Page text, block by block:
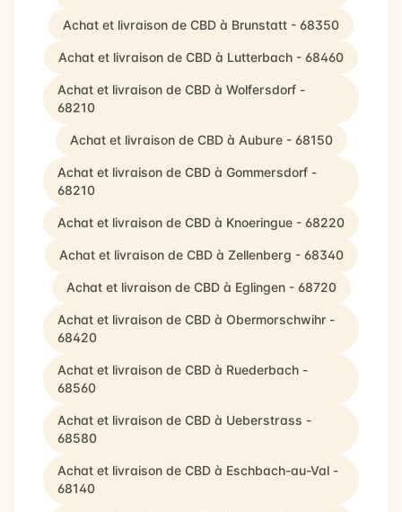
Achat et livraison de CBD à Brunstatt - 68350
Achat et livraison de CBD à Lutterbach - 68460
Achat et livraison de CBD à Wolfersdorf -
68210
Achat et livraison de CBD à Aubure - 68150
Achat et livraison de CBD à Gommersdorf -
68210
Achat et livraison de CBD à Knoeringue - 68220
Achat et livraison de CBD à Zellenberg - 68340
Achat et livraison de CBD à Eglingen - 68720
Achat et livraison de CBD à Obermorschwihr -
68420
Achat et livraison de CBD à Ruederbach -
68560
Achat et livraison de CBD à Ueberstrass -
68580
Achat et livraison de CBD à Eschbach-au-Val -
68140